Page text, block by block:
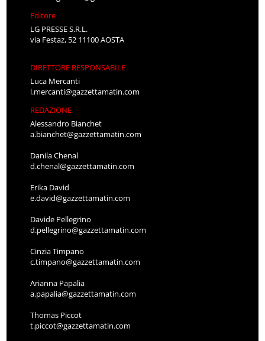
Editore
LG PRESSE S.R.L.
via Festaz, 52 11100 AOSTA
DIRETTORE RESPONSABILE
Luca Mercanti
l.mercanti@gazzettamatin.com
REDAZIONE
Alessandro Bianchet
a.bianchet@gazzettamatin.com
Danila Chenal
d.chenal@gazzettamatin.com
Erika David
e.david@gazzettamatin.com
Davide Pellegrino
d.pellegrino@gazzettamatin.com
Cinzia Timpano
c.timpano@gazzettamatin.com
Arianna Papalia
a.papalia@gazzettamatin.com
Thomas Piccot
t.piccot@gazzettamatin.com